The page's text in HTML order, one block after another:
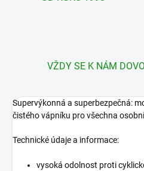
VŽDY SE K NÁM
Supervýkonná a superbezpečná:
čistého vápníku pro všechna
Technické údaje a informace:
vysoká odolnost proti